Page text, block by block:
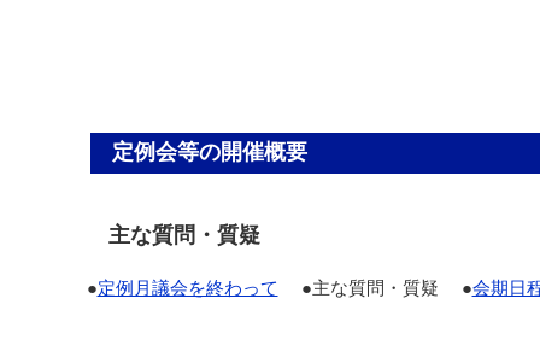
定例会等の開催概要
主な質問・質疑
●定例月議会を終わって ●主な質問・質疑 ●会期日